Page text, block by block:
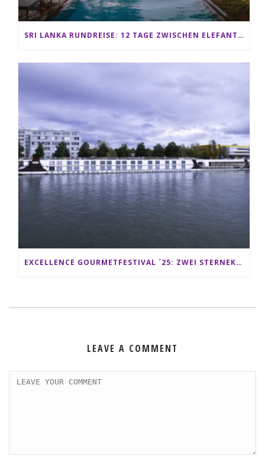
SRI LANKA RUNDREISE: 12 TAGE ZWISCHEN ELEFANTEN, TEEPLANTAGEN & STRAND ALS FAMILIE
EXCELLENCE GOURMETFESTIVAL ´25: ZWEI STERNEKÖCHE ANTONIO GUIDA & DARIO MORESCO VERWÖHNEN IHRE GÄSTE AUF EINER LUXERIÖSEN SCHIFFSREISE
LEAVE A COMMENT